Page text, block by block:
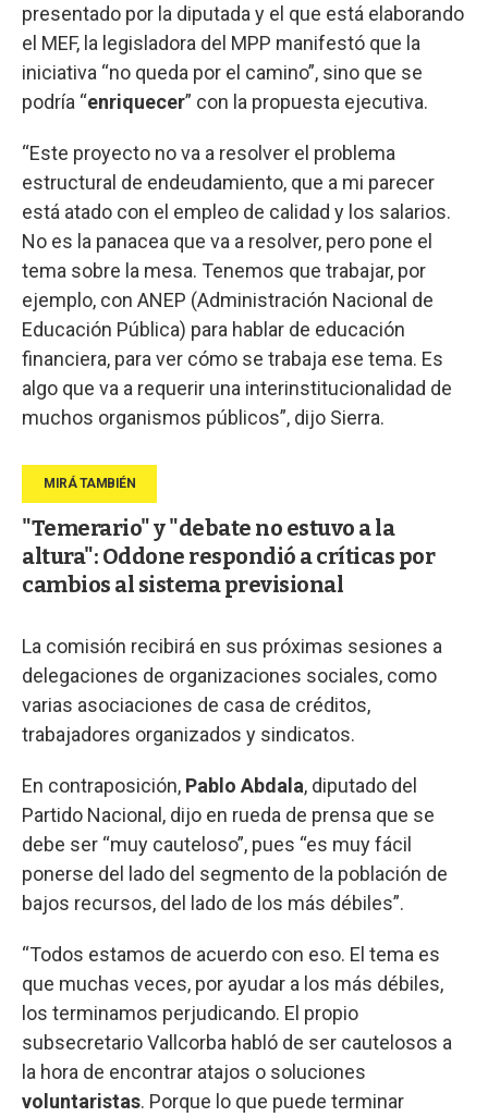
presentado por la diputada y el que está elaborando
el MEF, la legisladora del MPP manifestó que la
iniciativa “no queda por el camino”, sino que se
podría “enriquecer” con la propuesta ejecutiva.
“Este proyecto no va a resolver el problema
estructural de endeudamiento, que a mi parecer
está atado con el empleo de calidad y los salarios.
No es la panacea que va a resolver, pero pone el
tema sobre la mesa. Tenemos que trabajar, por
ejemplo, con ANEP (Administración Nacional de
Educación Pública) para hablar de educación
financiera, para ver cómo se trabaja ese tema. Es
algo que va a requerir una interinstitucionalidad de
muchos organismos públicos”, dijo Sierra.
"Temerario" y "debate no estuvo a la
altura": Oddone respondió a críticas por
cambios al sistema previsional
La comisión recibirá en sus próximas sesiones a
delegaciones de organizaciones sociales, como
varias asociaciones de casa de créditos,
trabajadores organizados y sindicatos.
En contraposición, Pablo Abdala, diputado del
Partido Nacional, dijo en rueda de prensa que se
debe ser “muy cauteloso”, pues “es muy fácil
ponerse del lado del segmento de la población de
bajos recursos, del lado de los más débiles”.
“Todos estamos de acuerdo con eso. El tema es
que muchas veces, por ayudar a los más débiles,
los terminamos perjudicando. El propio
subsecretario Vallcorba habló de ser cautelosos a
la hora de encontrar atajos o soluciones
voluntaristas. Porque lo que puede terminar